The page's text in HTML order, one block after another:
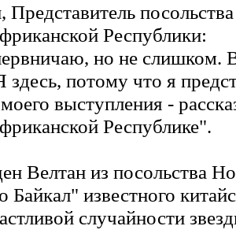
посольства
Республики:
но не слишком.
здесь, потому что я
выступления -
Республике".
Велтан из посольства
известного
случайности